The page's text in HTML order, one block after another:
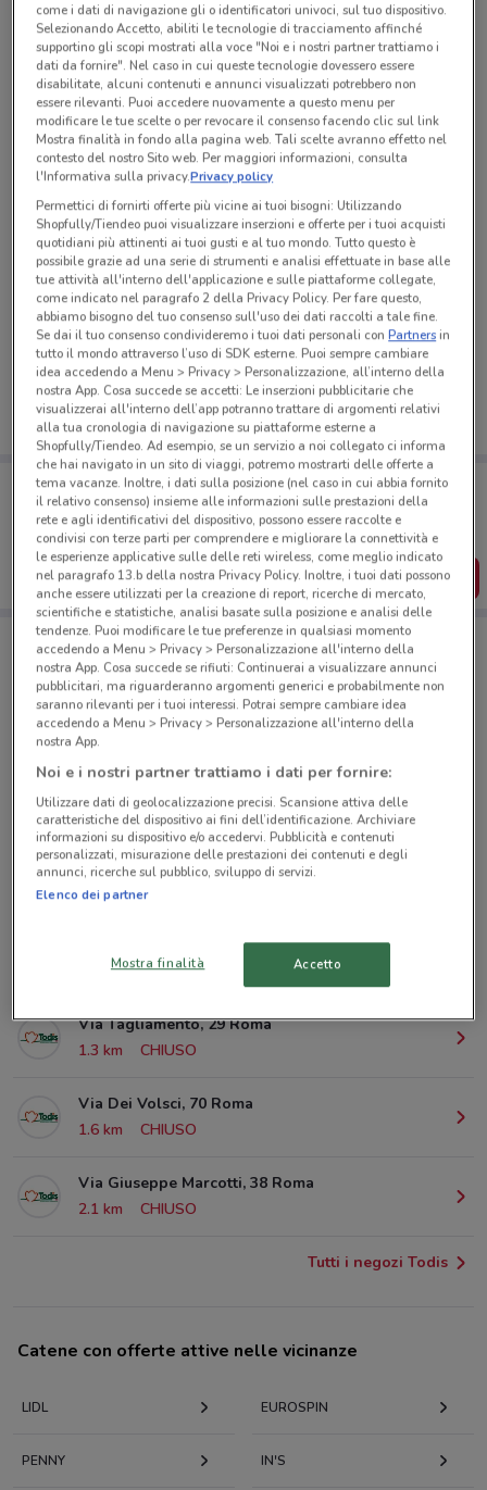
Tutte le promozioni di questo negozio
Ci dispiace, al momento non abbiamo pubblicato
volantini nella tua zona. Riprova più tardi.
Porta DoveConviene sempre con te!
Puoi trovare le migliori offerte dei negozi vicino a te,
salvarle e creare la tua lista del risparmio, comodamente
dal tuo cellulare.
SCARICA L’APP
Negozi Todis a Roma
© MapTiler © OpenStreetMap contributors
Viale Ippocrate 56 Roma
587 m
CHIUSO
Via Costantino Corvisieri, 2/A Roma
999 m
CHIUSO
Via Tagliamento, 29 Roma
1.3 km
CHIUSO
Via Dei Volsci, 70 Roma
1.6 km
CHIUSO
Via Giuseppe Marcotti, 38 Roma
2.1 km
CHIUSO
Tutti i negozi Todis
Catene con offerte attive nelle vicinanze
LIDL EUROSPIN
PENNY IN'S
come i dati di navigazione gli o identificatori univoci, sul tuo dispositivo.
Selezionando Accetto, abiliti le tecnologie di tracciamento affinché
supportino gli scopi mostrati alla voce "Noi e i nostri partner trattiamo i
dati da fornire". Nel caso in cui queste tecnologie dovessero essere
disabilitate, alcuni contenuti e annunci visualizzati potrebbero non
essere rilevanti. Puoi accedere nuovamente a questo menu per
modificare le tue scelte o per revocare il consenso facendo clic sul link
Mostra finalità in fondo alla pagina web. Tali scelte avranno effetto nel
contesto del nostro Sito web. Per maggiori informazioni, consulta
l'Informativa sulla privacy.Privacy policy
Permettici di fornirti offerte più vicine ai tuoi bisogni: Utilizzando
Shopfully/Tiendeo puoi visualizzare inserzioni e offerte per i tuoi acquisti
quotidiani più attinenti ai tuoi gusti e al tuo mondo. Tutto questo è
possibile grazie ad una serie di strumenti e analisi effettuate in base alle
tue attività all'interno dell'applicazione e sulle piattaforme collegate,
come indicato nel paragrafo 2 della Privacy Policy. Per fare questo,
abbiamo bisogno del tuo consenso sull'uso dei dati raccolti a tale fine.
Se dai il tuo consenso condivideremo i tuoi dati personali conPartnersin
tutto il mondo attraverso l’uso di SDK esterne. Puoi sempre cambiare
idea accedendo a Menu > Privacy > Personalizzazione, all’interno della
nostra App. Cosa succede se accetti: Le inserzioni pubblicitarie che
visualizzerai all'interno dell’app potranno trattare di argomenti relativi
alla tua cronologia di navigazione su piattaforme esterne a
Shopfully/Tiendeo. Ad esempio, se un servizio a noi collegato ci informa
che hai navigato in un sito di viaggi, potremo mostrarti delle offerte a
tema vacanze. Inoltre, i dati sulla posizione (nel caso in cui abbia fornito
il relativo consenso) insieme alle informazioni sulle prestazioni della
rete e agli identificativi del dispositivo, possono essere raccolte e
condivisi con terze parti per comprendere e migliorare la connettività e
le esperienze applicative sulle delle reti wireless, come meglio indicato
nel paragrafo 13.b della nostra Privacy Policy. Inoltre, i tuoi dati possono
anche essere utilizzati per la creazione di report, ricerche di mercato,
scientifiche e statistiche, analisi basate sulla posizione e analisi delle
tendenze. Puoi modificare le tue preferenze in qualsiasi momento
accedendo a Menu > Privacy > Personalizzazione all'interno della
nostra App. Cosa succede se rifiuti: Continuerai a visualizzare annunci
pubblicitari, ma riguarderanno argomenti generici e probabilmente non
saranno rilevanti per i tuoi interessi. Potrai sempre cambiare idea
accedendo a Menu > Privacy > Personalizzazione all'interno della
nostra App.
Noi e i nostri partner trattiamo i dati per fornire:
Utilizzare dati di geolocalizzazione precisi. Scansione attiva delle
caratteristiche del dispositivo ai fini dell’identificazione. Archiviare
informazioni su dispositivo e/o accedervi. Pubblicità e contenuti
personalizzati, misurazione delle prestazioni dei contenuti e degli
annunci, ricerche sul pubblico, sviluppo di servizi.
Elenco dei partner
Mostra finalità Accetto